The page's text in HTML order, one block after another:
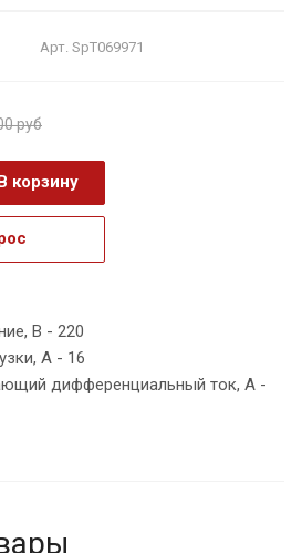
Арт. SpT069971
руб
корзину
В - 220
А - 16
дифференциальный ток, А -